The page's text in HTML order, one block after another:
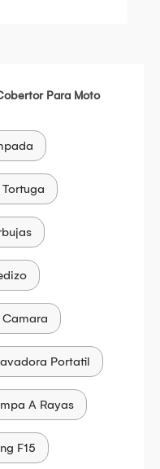
Para Moto
Portatil
A Rayas
F15